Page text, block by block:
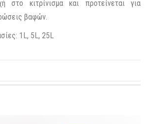
στο κιτρίνισμα και προτείνεται για
βαφών.
1L, 5L, 25L